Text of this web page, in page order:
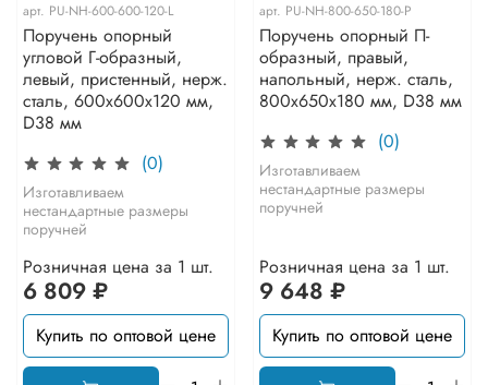
арт. PU-NH-600-600-120-L
Поручень опорный
угловой Г-образный,
левый, пристенный, нерж.
сталь, 600x600x120 мм,
D38 мм
(0)
Изготавливаем
нестандартные размеры
поручней
Розничная цена за 1 шт.
6 809 ₽
Купить по оптовой цене
арт. PU-NH-800-650-180-P
Поручень опорный П-
образный, правый,
напольный, нерж. сталь,
800x650x180 мм, D38 мм
(0)
Изготавливаем
нестандартные размеры
поручней
Розничная цена за 1 шт.
9 648 ₽
Купить по оптовой цене